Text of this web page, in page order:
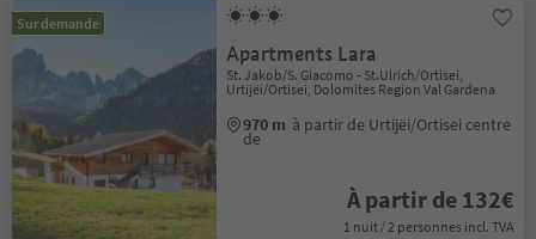
Sur demande
Apartments Lara
St. Jakob/S. Giacomo - St.Ulrich/Ortisei,
Urtijëi/Ortisei, Dolomites Region Val Gardena
970 m à partir de Urtijëi/Ortisei centre
de
À partir de 132€
1 nuit / 2 personnes incl. TVA